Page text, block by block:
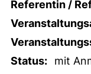
Referentin /
Status:
mit